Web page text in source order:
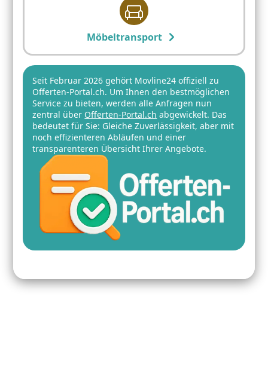
Möbeltransport
Seit Februar 2026 gehört Movline24 offiziell zu
Offerten-Portal.ch. Um Ihnen den bestmöglichen
Service zu bieten, werden alle Anfragen nun
zentral über Offerten-Portal.ch abgewickelt. Das
bedeutet für Sie: Gleiche Zuverlässigkeit, aber mit
noch effizienteren Abläufen und einer
transparenteren Übersicht Ihrer Angebote.